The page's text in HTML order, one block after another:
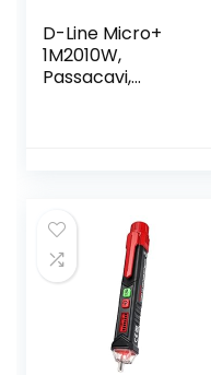
D-Line Micro+
1M2010W,
Passacavi,
Pavimento – 20 x
10 mm – 1 m
Lunghezza –